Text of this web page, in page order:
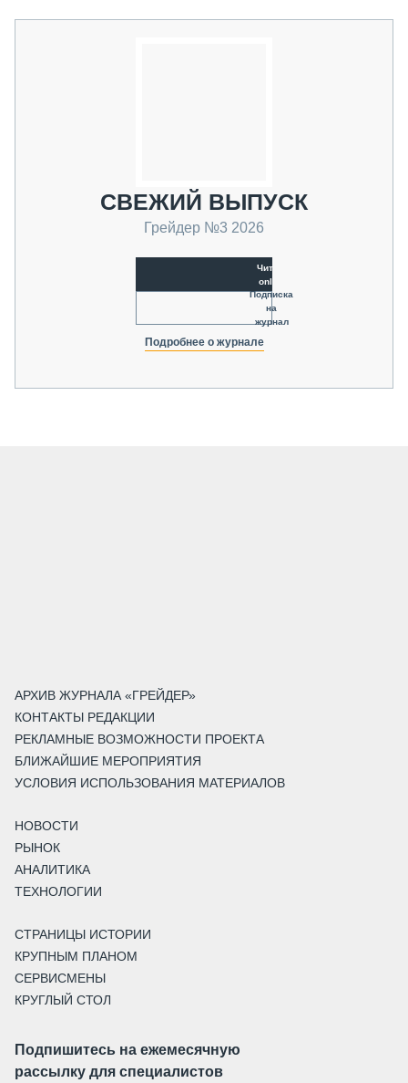
СВЕЖИЙ ВЫПУСК
Грейдер №3 2026
Читать
online
Подписка
на
журнал
Подробнее о журнале
АРХИВ ЖУРНАЛА «ГРЕЙДЕР»
КОНТАКТЫ РЕДАКЦИИ
РЕКЛАМНЫЕ ВОЗМОЖНОСТИ ПРОЕКТА
БЛИЖАЙШИЕ МЕРОПРИЯТИЯ
УСЛОВИЯ ИСПОЛЬЗОВАНИЯ МАТЕРИАЛОВ
НОВОСТИ
РЫНОК
АНАЛИТИКА
ТЕХНОЛОГИИ
СТРАНИЦЫ ИСТОРИИ
КРУПНЫМ ПЛАНОМ
СЕРВИСМЕНЫ
КРУГЛЫЙ СТОЛ
Подпишитесь на ежемесячную
рассылку для специалистов